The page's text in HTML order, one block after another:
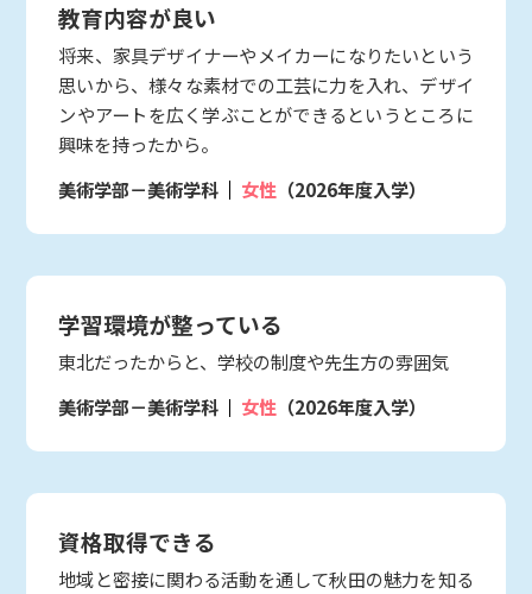
教育内容が良い
将来、家具デザイナーやメイカーになりたいという
思いから、様々な素材での工芸に力を入れ、デザイ
ンやアートを広く学ぶことができるというところに
興味を持ったから。
美術学部－美術学科
女性 （2026年度入学）
学習環境が整っている
東北だったからと、学校の制度や先生方の雰囲気
美術学部－美術学科
女性 （2026年度入学）
資格取得できる
地域と密接に関わる活動を通して秋田の魅力を知る